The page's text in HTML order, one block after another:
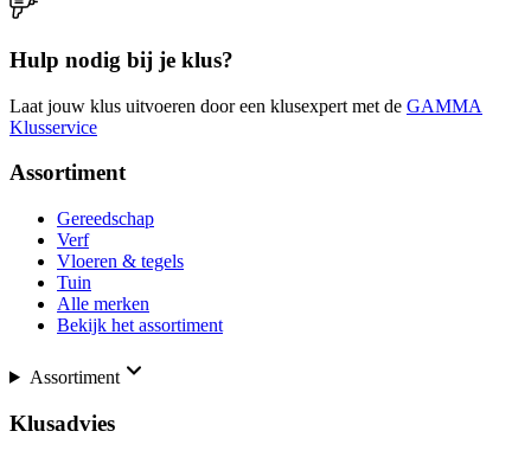
Hulp nodig bij je klus?
Laat jouw klus uitvoeren door een klusexpert met de GAMMA
Klusservice
Assortiment
Gereedschap
Verf
Vloeren & tegels
Tuin
Alle merken
Bekijk het assortiment
Assortiment
Klusadvies